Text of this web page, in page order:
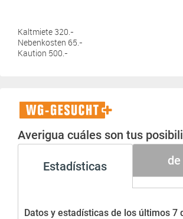
Kaltmiete 320.-
Nebenkosten 65.-
Kaution 500.-
WG-
Gesucht+
Averigua cuáles son tus
Estadísticas
Datos y estadísticas de los últimos 7